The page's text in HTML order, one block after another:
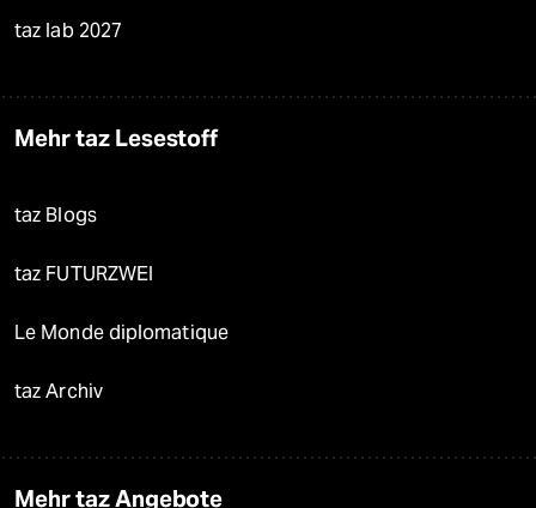
taz lab 2027
Mehr taz Lesestoff
taz Blogs
taz FUTURZWEI
Le Monde diplomatique
taz Archiv
Mehr taz Angebote